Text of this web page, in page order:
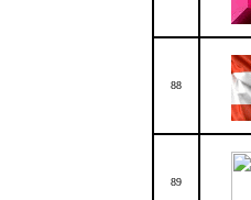
88
89